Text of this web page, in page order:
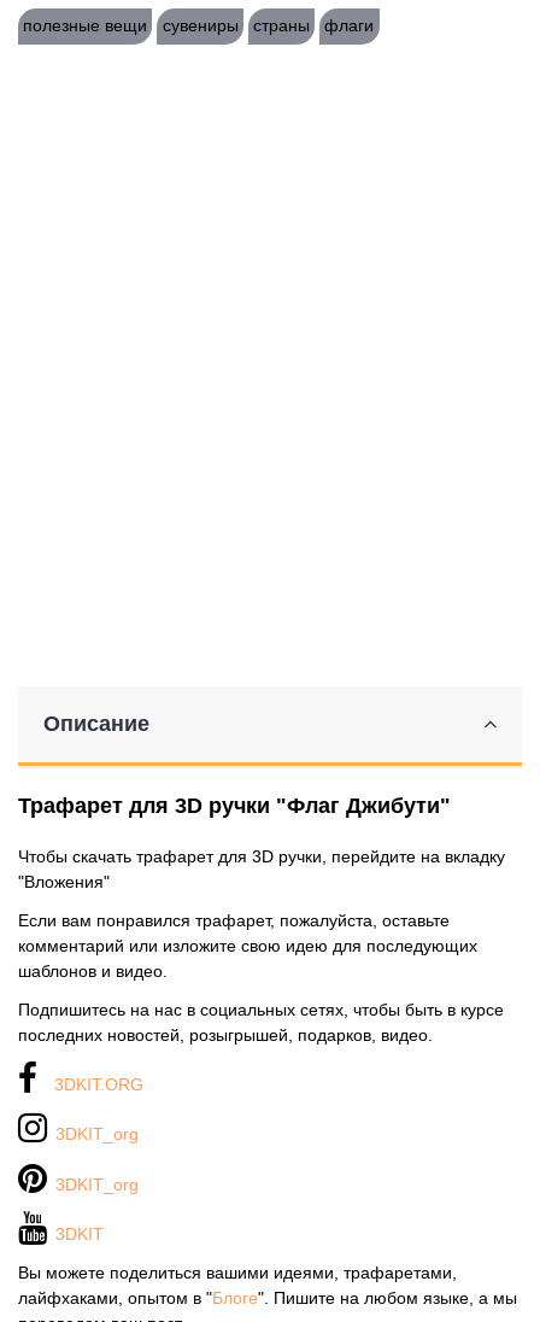
полезные вещи сувениры страны флаги
Описание
Трафарет для 3D ручки "Флаг Джибути"
Чтобы скачать трафарет для 3D ручки, перейдите на вкладку
"Вложения"
Если вам понравился трафарет, пожалуйста, оставьте
комментарий или изложите свою идею для последующих
шаблонов и видео.
Подпишитесь на нас в социальных сетях, чтобы быть в курсе
последних новостей, розыгрышей, подарков, видео.
3DKIT.ORG
3DKIT_org
3DKIT_org
3DKIT
Вы можете поделиться вашими идеями, трафаретами,
лайфхаками, опытом в "Блоге". Пишите на любом языке, а мы